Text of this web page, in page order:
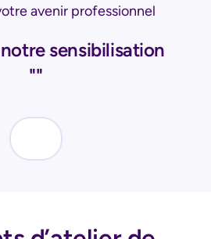
avenir professionnel
sensibilisation
""